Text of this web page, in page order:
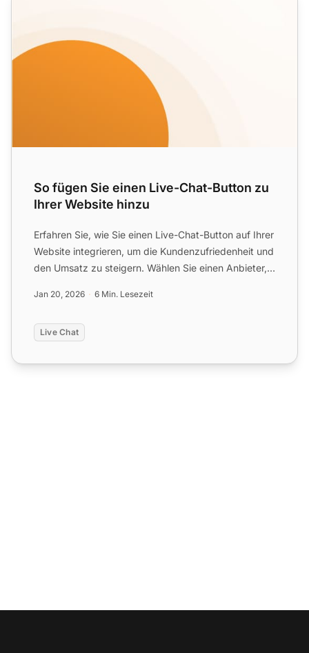
So fügen Sie einen Live-Chat-Button zu
Ihrer Website hinzu
Erfahren Sie, wie Sie einen Live-Chat-Button auf Ihrer
Website integrieren, um die Kundenzufriedenheit und
den Umsatz zu steigern. Wählen Sie einen Anbieter,
Jan 20, 2026 6 Min. Lesezeit
Live Chat